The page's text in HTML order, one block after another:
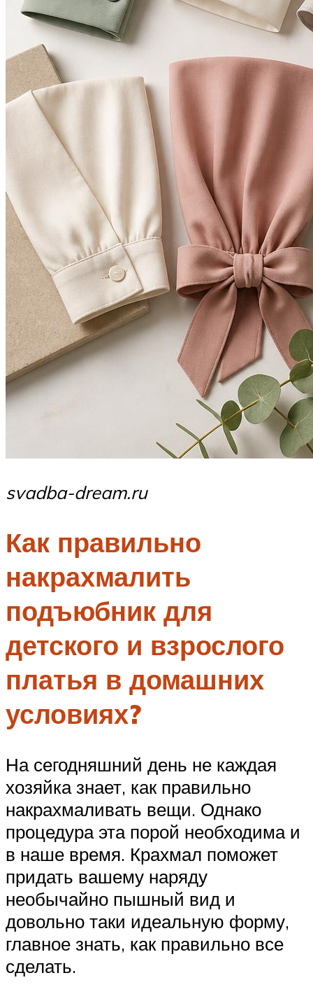
svadba-dream.ru
Как правильно
накрахмалить
подъюбник для
детского и взрослого
платья в домашних
условиях?
На сегодняшний день не каждая
хозяйка знает, как правильно
накрахмаливать вещи. Однако
процедура эта порой необходима и
в наше время. Крахмал поможет
придать вашему наряду
необычайно пышный вид и
довольно таки идеальную форму,
главное знать, как правильно все
сделать.